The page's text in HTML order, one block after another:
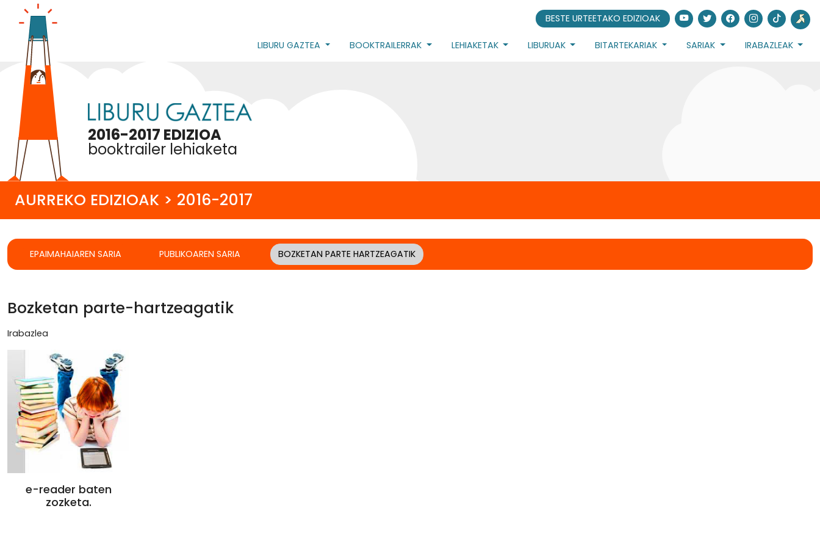
BESTE URTEETAKO EDIZIOAK
LIBURU GAZTEA BOOKTRAILERRAK LEHIAKETAK LIBURUAK BITARTEKARIAK SARIAK IRABAZLEAK
2016-2017 EDIZIOA
booktrailer lehiaketa
AURREKO EDIZIOAK > 2016-2017
EPAIMAHAIAREN SARIA PUBLIKOAREN SARIA BOZKETAN PARTE HARTZEAGATIK
Bozketan parte-hartzeagatik
Irabazlea
e-reader baten
zozketa.